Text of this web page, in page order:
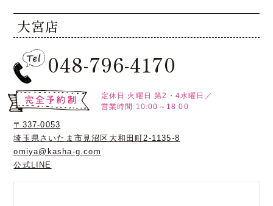
大宮店
048-796-4170
定休日:火曜日 第2・4水曜日／
営業時間:10:00～18:00
〒337-0053
埼玉県さいたま市見沼区大和田町2-1135-8
omiya@kasha-g.com
公式LINE